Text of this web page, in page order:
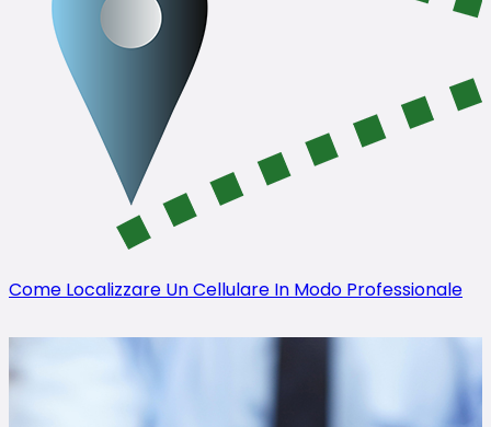
Come Localizzare Un Cellulare In Modo Professionale